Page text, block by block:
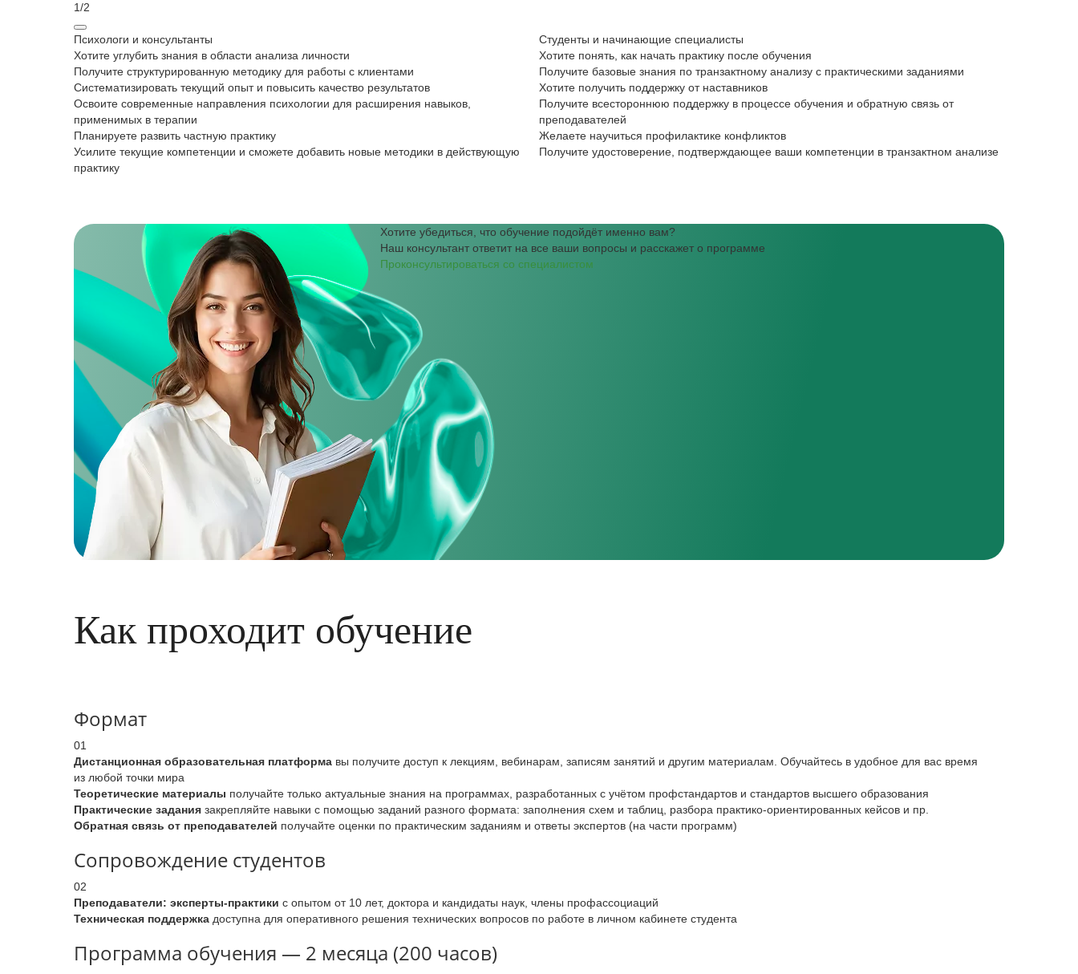
1/2
Психологи и консультанты
Хотите углубить знания в области анализа личности
Получите структурированную методику для работы с клиентами
Систематизировать текущий опыт и повысить качество результатов
Освоите современные направления психологии для расширения навыков,
применимых в терапии
Планируете развить частную практику
Усилите текущие компетенции и сможете добавить новые методики в действующую
практику
Студенты и начинающие специалисты
Хотите понять, как начать практику после обучения
Получите базовые знания по транзактному анализу с практическими заданиями
Хотите получить поддержку от наставников
Получите всестороннюю поддержку в процессе обучения и обратную связь от
преподавателей
Желаете научиться профилактике конфликтов
Получите удостоверение, подтверждающее ваши компетенции в транзактном анализе
Хотите убедиться, что обучение подойдёт именно вам?
Наш консультант ответит на все ваши вопросы и расскажет о программе
Проконсультироваться со специалистом
Как проходит обучение
Формат
01
Дистанционная образовательная платформа вы получите доступ к лекциям, вебинарам, записям занятий и другим материалам. Обучайтесь в удобное для вас время
из любой точки мира
Теоретические материалы получайте только актуальные знания на программах, разработанных с учётом профстандартов и стандартов высшего образования
Практические задания закрепляйте навыки с помощью заданий разного формата: заполнения схем и таблиц, разбора практико-ориентированных кейсов и пр.
Обратная связь от преподавателей получайте оценки по практическим заданиям и ответы экспертов (на части программ)
Сопровождение студентов
02
Преподаватели: эксперты-практики с опытом от 10 лет, доктора и кандидаты наук, члены профассоциаций
Техническая поддержка доступна для оперативного решения технических вопросов по работе в личном кабинете студента
Программа обучения — 2 месяца (200 часов)